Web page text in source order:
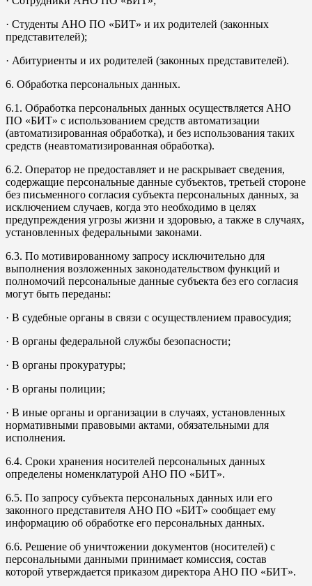
· Студенты АНО ПО «БИТ» и их родителей (законных
представителей);
· Абитуриенты и их родителей (законных представителей).
6. Обработка персональных данных.
6.1. Обработка персональных данных осуществляется АНО
ПО «БИТ» с использованием средств автоматизации
(автоматизированная обработка), и без использования таких
средств (неавтоматизированная обработка).
6.2. Оператор не предоставляет и не раскрывает сведения,
содержащие персональные данные субъектов, третьей стороне
без письменного согласия субъекта персональных данных, за
исключением случаев, когда это необходимо в целях
предупреждения угрозы жизни и здоровью, а также в случаях,
установленных федеральными законами.
6.3. По мотивированному запросу исключительно для
выполнения возложенных законодательством функций и
полномочий персональные данные субъекта без его согласия
могут быть переданы:
· В судебные органы в связи с осуществлением правосудия;
· В органы федеральной службы безопасности;
· В органы прокуратуры;
· В органы полиции;
· В иные органы и организации в случаях, установленных
нормативными правовыми актами, обязательными для
исполнения.
6.4. Сроки хранения носителей персональных данных
определены номенклатурой АНО ПО «БИТ».
6.5. По запросу субъекта персональных данных или его
законного представителя АНО ПО «БИТ» сообщает ему
информацию об обработке его персональных данных.
6.6. Решение об уничтожении документов (носителей) с
персональными данными принимает комиссия, состав
которой утверждается приказом директора АНО ПО «БИТ».